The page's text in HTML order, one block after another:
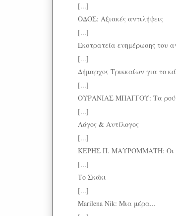
[...]
ΟΔΟΣ: Αξιακές αντιλήψεις
[...]
Εκστρατεία ενημέρωσης του
[...]
Δήμαρχος Τρικκαίων για το
[...]
ΟΥΡΑΝΙΑΣ ΜΠΑΓΓΟΥ: Τα
[...]
Λόγος & Αντίλογος
[...]
ΚΕΡΗΣ Π. ΜΑΥΡΟΜΜΑΤΗ: Οι
[...]
Το Σκάκι
[...]
Marilena Nik: Μια μέρα...